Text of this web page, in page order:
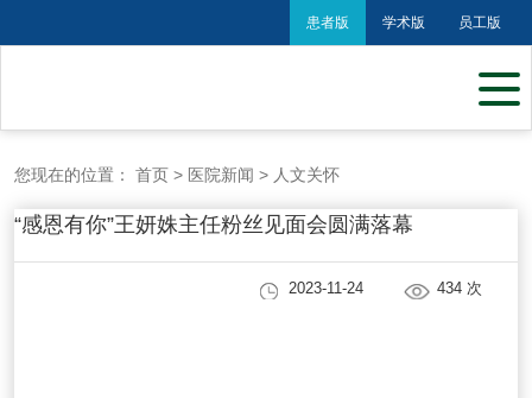
员工版
学术版
患者版
您现在的位置： 首页> 医院新闻 > 人文关怀
“感恩有你”王妍姝主任粉丝见面会圆满落幕
2023-11-24 434 次